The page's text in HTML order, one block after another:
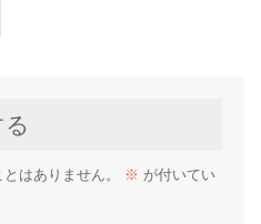
はありません。 ※ が付いてい